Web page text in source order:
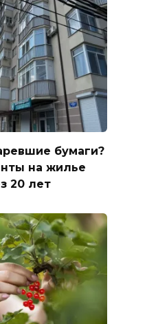
бумаги?
на жилье
20 лет